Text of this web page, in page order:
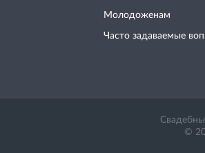
Молодоженам
Часто задаваемые
©